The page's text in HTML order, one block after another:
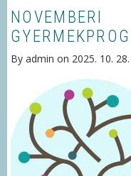
NOVEMBERI
By admin on 2025. 10.